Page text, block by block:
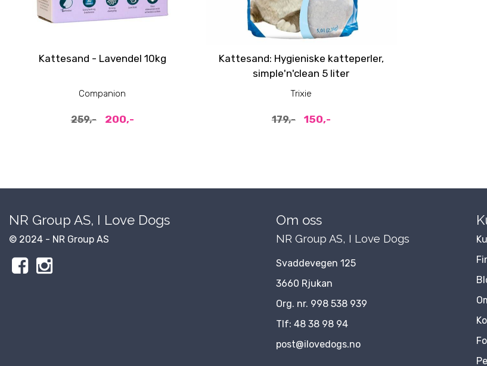
Kattesand - Lavendel 10kg
Companion
259,- 200,-
Kattesand: Hygieniske katteperler,
simple'n'clean 5 liter
Trixie
179,- 150,-
NR Group AS, I Love Dogs
© 2024 - NR Group AS
Om oss
NR Group AS, I Love Dogs
Svaddevegen 125
3660 Rjukan
Org. nr. 998 538 939
Tlf: 48 38 98 94
post@ilovedogs.no